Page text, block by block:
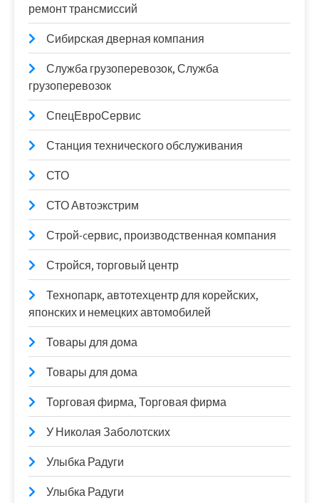
ремонт трансмиссий
Сибирская дверная компания
Служба грузоперевозок, Служба
грузоперевозок
СпецЕвроСервис
Станция технического обслуживания
СТО
СТО Автоэкстрим
Строй-cервис, производственная компания
Стройся, торговый центр
Технопарк, автотехцентр для корейских,
японских и немецких автомобилей
Товары для дома
Товары для дома
Торговая фирма, Торговая фирма
У Николая Заболотских
Улыбка Радуги
Улыбка Радуги